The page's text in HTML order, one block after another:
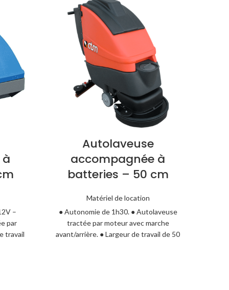
–
par
travail
Autolaveuse
accompagnée à
batteries – 50 cm
Matériel de location
● Autonomie de 1h30. ● Autolaveuse
tractée par moteur avec marche
avant/arrière. ● Largeur de travail de 50